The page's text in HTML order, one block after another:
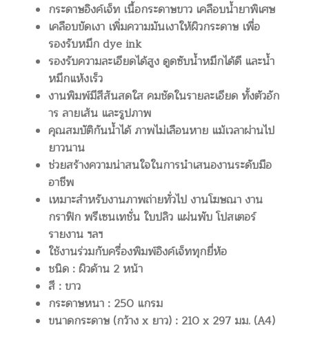
กระดาษอิงค์เจ็ท เนื้อกระดาษขาว เคลือบน้ำยาพิเศษ
เคลือบขัดเงา เพิ่มความมันเงาให้ผิวกระดาษ เพื่อ
รองรับหมึก dye ink
รองรับความละเอียดได้สูง ดูดซับน้ำหมึกได้ดี และน้ำ
หมึกแห้งเร็ว
งานพิมพ์มีสีสันสดใส คมชัดในรายละเอียด ทั้งตัวอัก
าร ลายเส้น และรูปภาพ
คุณสมบัติกันน้ำได้ ภาพไม่เลือนหาย แม้เวลาผ่านไป
ยาวนาน
ช่วยสร้างความน่าสนใจในการนำเสนองานระดับมือ
อาชีพ
เหมาะสำหรับงานภาพถ่ายทั่วไป งานโฆษณา งาน
กราฟิก พรีเซนเทชั่น ใบปลิว แผ่นพับ โปสเตอร์
รายงาน ฯลฯ
ใช้งานร่วมกับครื่องพิมพ์อิงค์เจ็ททุกยี่ห้อ
ชนิด : ผิวด้าน 2 หน้า
สี : ขาว
กระดาษหนา : 250 แกรม
ขนาดกระดาษ (กว้าง x ยาว) : 210 x 297 มม. (A4)